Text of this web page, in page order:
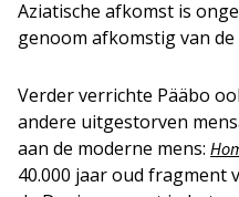
Aziatische afkomst is
genoom afkomstig van
Verder verrichte Pääbo
andere uitgestorven
aan de moderne mens:
40.000 jaar oud fragment